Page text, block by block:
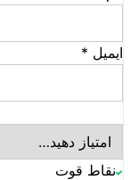
ایمیل *
نقاط قوت